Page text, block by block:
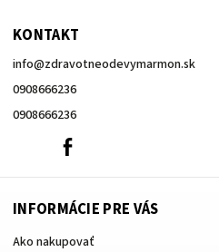
KONTAKT
info@zdravotneodevymarmon.sk
0908666236
0908666236
0908666236
INFORMÁCIE PRE VÁS
Ako nakupovať